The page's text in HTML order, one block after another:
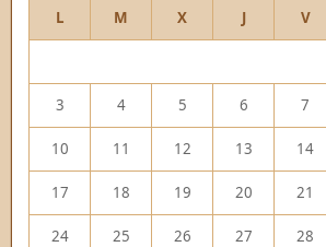
L
M X J V
3 4 5 6 7
10 11 12 13 14
17 18 19 20 21
24 25 26 27 28